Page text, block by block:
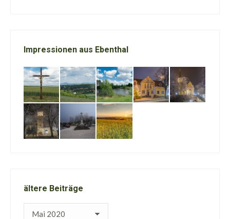
Impressionen aus Ebenthal
ältere Beiträge
ältere